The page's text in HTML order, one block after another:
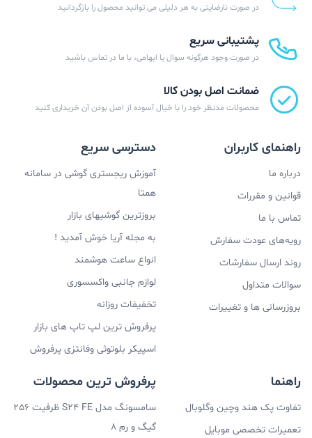
در صورت نارضایتی به هر دلیلی می توانید محصول را بازگردانید
پشتیبانی سریع
در صورت وجود هرگونه سوال یا ابهامی، با ما در تماس باشید
ضمانت اصل بودن کالا
محصولات مدنظر خود را با خیال آسوده از اصل بودن آن خریداری کنید
راهنمای کاربران
درباره ما
قوانین و مقررات
تماس با ما
رویه‌های عودت سفارش
روند ارسال سفارشات
سوالات متداول
بروزرسانی ها و تغییرات
دسترسی سریع
آموزش ریجستری گوشی در سامانه
همتا
بروزترین گوشیهای بازار
به مجله آریا خوش آمدید !
انواع ساعت هوشمند
لوازم جانبی واکسسوری
تخفیفات روزانه
پرفروش ترین لپ تاپ های بازار
اسپیکر بلوتوثی وفانتزی پرفروش
راهنما
تفاوت پک هند وچین وگلوبال
تعمیرات تخصصی موبایل
پرفروش ترین محصولات
سامسونگ مدل S24 FE ظرفیت 256
گیگ و رم 8